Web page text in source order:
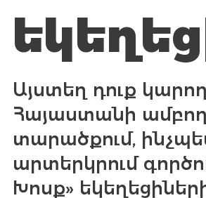
Այստեղ դուք
Հայաստանի
տարածքում,
արտերկրում
Խոսք»